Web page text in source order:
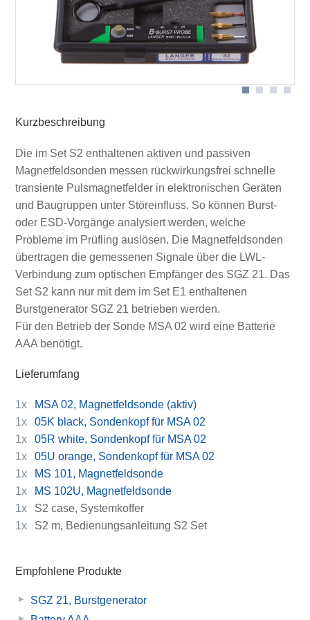
Kurzbeschreibung
Die im Set S2 enthaltenen aktiven und passiven
Magnetfeldsonden messen rückwirkungsfrei schnelle
transiente Pulsmagnetfelder in elektronischen Geräten
und Baugruppen unter Störeinfluss. So können Burst-
oder ESD-Vorgänge analysiert werden, welche
Probleme im Prüfling auslösen. Die Magnetfeldsonden
übertragen die gemessenen Signale über die LWL-
Verbindung zum optischen Empfänger des SGZ 21. Das
Set S2 kann nur mit dem im Set E1 enthaltenen
Burstgenerator SGZ 21 betrieben werden.
Für den Betrieb der Sonde MSA 02 wird eine Batterie
AAA benötigt.
Lieferumfang
1x
MSA 02, Magnetfeldsonde (aktiv)
1x
05K black, Sondenkopf für MSA 02
1x
05R white, Sondenkopf für MSA 02
1x
05U orange, Sondenkopf für MSA 02
1x
MS 101, Magnetfeldsonde
1x
MS 102U, Magnetfeldsonde
1x
S2 case, Systemkoffer
1x
S2 m, Bedienungsanleitung S2 Set
Empfohlene Produkte
SGZ 21, Burstgenerator